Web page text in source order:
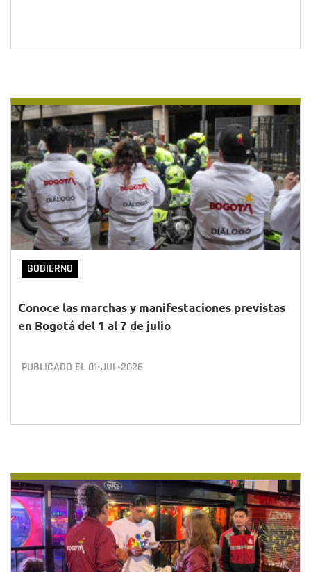
GOBIERNO
Conoce las marchas y manifestaciones previstas
en Bogotá del 1 al 7 de julio
PUBLICADO EL 01•JUL•2026